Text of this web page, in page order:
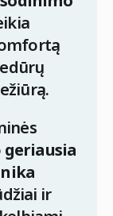
geriausia
ir